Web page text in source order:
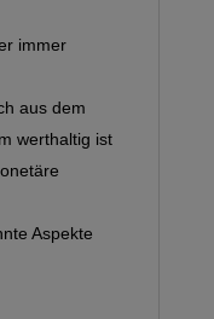
immer
aus dem
werthaltig ist
Aspekte